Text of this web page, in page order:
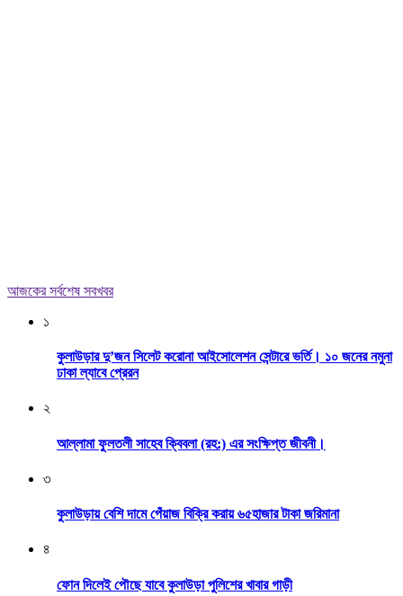
আজকের সর্বশেষ সবখবর
১
কুলাউড়ার দু’জন সিলেট করোনা আইসোলেশন সেন্টারে ভর্তি। ১০ জনের নমুনা
ঢাকা ল্যাবে প্রেরন
২
আল্লামা ফুলতলী সাহেব ক্বিবলা (রহ:) এর সংক্ষিপ্ত জীবনী।
৩
কুলাউড়ায় বেশি দামে পেঁয়াজ বিক্রি করায় ৬৫হাজার টাকা জরিমানা
৪
ফোন দিলেই পৌছে যাবে কুলাউড়া পুলিশের খাবার গাড়ী